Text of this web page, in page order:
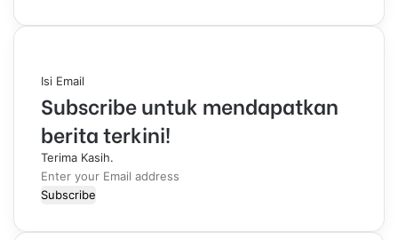
Isi Email
Subscribe untuk mendapatkan
berita terkini!
Terima Kasih.
E
n
e